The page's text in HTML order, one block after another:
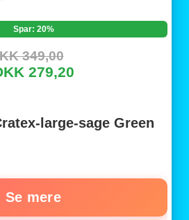
Spar: 20%
349,00
279,20
large-sage Green
Se mere